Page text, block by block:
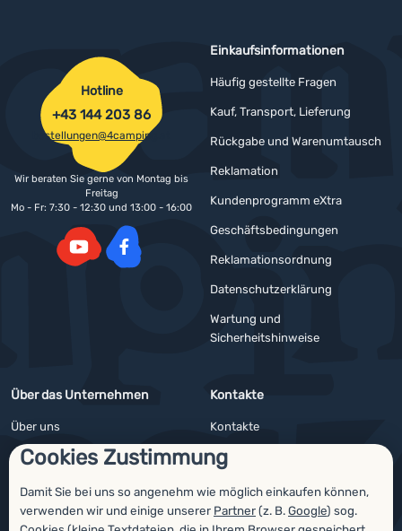
Cookies Zustimmung
Damit Sie bei uns so angenehm wie möglich einkaufen können,
verwenden wir und einige unserer Partner(z. B.Google) sog.
Einkaufsinformationen
Häufig gestellte Fragen
Kauf, Transport, Lieferung
Rückgabe und Warenumtausch
Reklamation
Kundenprogramm eXtra
Geschäftsbedingungen
Reklamationsordnung
Datenschutzerklärung
Wartung und
Sicherheitshinweise
Über das Unternehmen
Über uns
Impressum
4camping4nature
Unsere Tester
Kontakte
Kontakte
Angebote für Firmen und Vereine
Newsletter
Hotline
+43 144 203 86
bestellungen@4camping.at
Wir beraten Sie gerne von Montag bis
Freitag
Mo - Fr: 7:30 - 12:30 und 13:00 - 16:00